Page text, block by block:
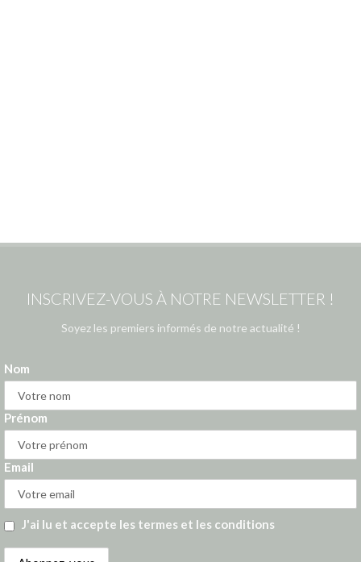
INSCRIVEZ-VOUS À NOTRE NEWSLETTER !
Soyez les premiers informés de notre actualité !
Nom
Prénom
Email
J'ai lu et accepte les termes et les conditions